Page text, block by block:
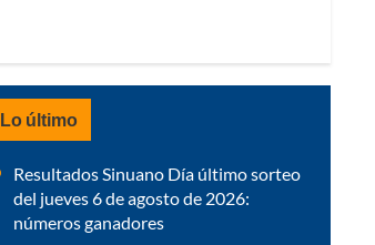
Lo último
Resultados Sinuano Día último sorteo
del jueves 6 de agosto de 2026:
números ganadores